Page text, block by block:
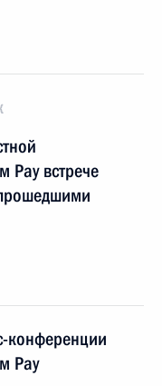
Рау встрече
конференции
Рау